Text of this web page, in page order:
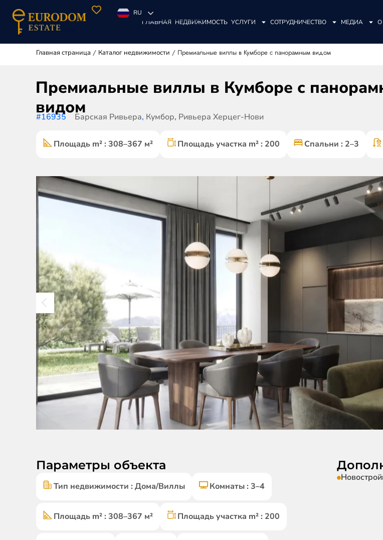
RU
ГЛАВНАЯ НЕДВИЖИМОСТЬ УСЛУГИ СОТРУДНИЧЕСТВО МЕДИА О
Главная страница / Каталог недвижимости / Премиальные виллы в Кумборе с панорамным видом
Премиальные виллы в Кумборе с
видом
#16935 Барская Ривьера, Кумбор, Ривьера Херцег-Нови
Площадь m² : 308–367 м² Площадь участка m² : 200 Спальни : 2–3
Параметры объекта
Тип недвижимости : Дома/Виллы Комнаты : 3–4
Площадь m² : 308–367 м² Площадь участка m² : 200